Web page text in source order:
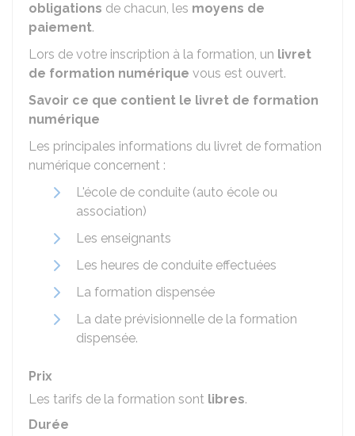
obligations de chacun, les moyens de
paiement.
Lors de votre inscription à la formation, un livret
de formation numérique vous est ouvert.
Savoir ce que contient le livret de formation
numérique
Les principales informations du livret de formation
numérique concernent :
L'école de conduite (auto école ou
association)
Les enseignants
Les heures de conduite effectuées
La formation dispensée
La date prévisionnelle de la formation
dispensée.
Prix
Les tarifs de la formation sont libres.
Durée